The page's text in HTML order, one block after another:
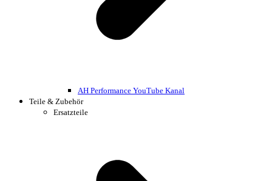
AH Performance YouTube Kanal
Teile & Zubehör
Ersatzteile